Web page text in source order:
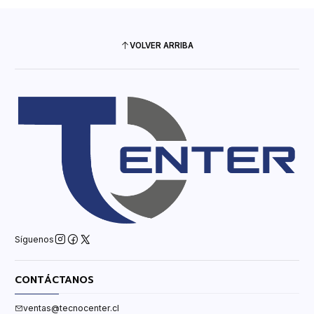
VOLVER ARRIBA
Síguenos
CONTÁCTANOS
ventas@tecnocenter.cl